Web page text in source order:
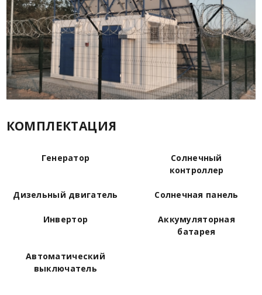
КОМПЛЕКТАЦИЯ
Генератор
Солнечный
контроллер
Дизельный двигатель Солнечная панель
Инвертор
Аккумуляторная
батарея
Автоматический
выключатель